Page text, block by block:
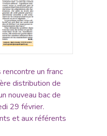
un franc
distribution de
nouveau bac de
29 février.
et aux référents